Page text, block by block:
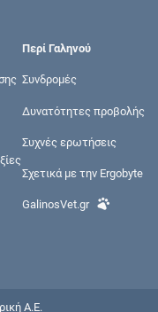
Περί Γαληνού
Συνδρομές
Δυνατότητες προβολής
Συχνές ερωτήσεις
Σχετικά με την Ergobyte
GalinosVet.gr
Α.Ε.